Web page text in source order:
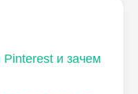
Pinterest и зачем